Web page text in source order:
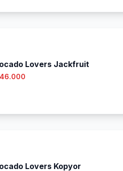
Lovers Jackfruit
Lovers Kopyor